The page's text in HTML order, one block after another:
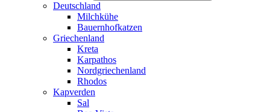
Deutschland
Milchkühe
Bauernhofkatzen
Griechenland
Kreta
Karpathos
Nordgriechenland
Rhodos
Kapverden
Sal